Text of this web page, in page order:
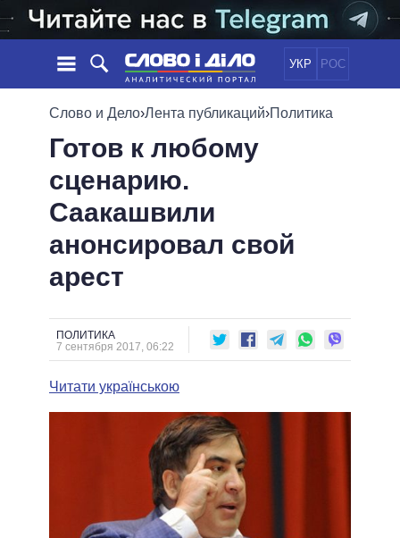
УКР РОС
НОВОСТИ
ЛЕНТА
СОБЫТИЯ
СТАТЬИ
ОБЗОРЫ
ДАЙДЖЕСТЫ
ПОЛИТИКА
ОБЕЩАНИЯ
ПОЛИТИКИ
ПРЕЗИДЕНТ И ОФИС
ВЕРХОВНАЯ РАДА
ГЛАВЫ ОБЛАДМИНИСТРАЦИЙ
МЭРЫ
ВСЕ ПЕРСОНЫ
СРАВНЕНИЕ ПОЛИТИКОВ
Слово и Дело›Лента публикаций›Политика
Готов к любому
сценарию.
Саакашвили
анонсировал свой
арест
ПОЛИТИКА
7 сентября 2017, 06:22
Читати українською